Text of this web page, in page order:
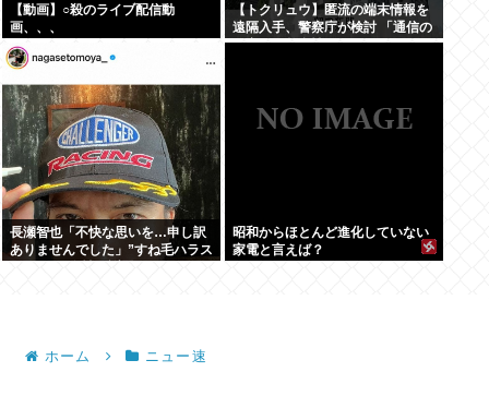
【動画】○殺のライブ配信動
画、、、
【トクリュウ】匿流の端末情報を
遠隔入手、警察庁が検討 「通信の
秘密」と整合性は
長瀬智也「不快な思いを…申し訳
ありませんでした」”すね毛ハラス
昭和からほとんど進化していない
家電と言えば？
ホーム ニュー速